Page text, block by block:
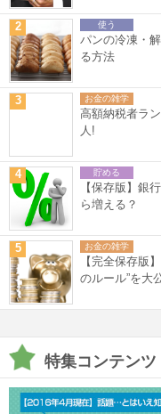
2 使う
パンの冷凍・
る方法
3 お金の雑学
高額納税者ラ
人!
4 貯める
【保存版】銀
ら増える？
5 お金の雑学
【完全保存版
のルール”を大
特集コンテンツ